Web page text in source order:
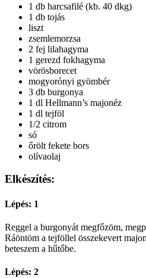
1 db harcsafilé (kb. 40 dkg)
1 db tojás
liszt
zsemlemorzsa
2 fej lilahagyma
1 gerezd fokhagyma
vörösborecet
mogyorónyi gyömbér
3 db burgonya
1 dl Hellmann’s majonéz
1 dl tejföl
1/2 citrom
só
őrölt fekete bors
olívaolaj
Elkészítés:
Lépés: 1
Reggel a burgonyát megfőzöm,
Ráöntöm a tejföllel összekevert
beteszem a hűtőbe.
Lépés: 2